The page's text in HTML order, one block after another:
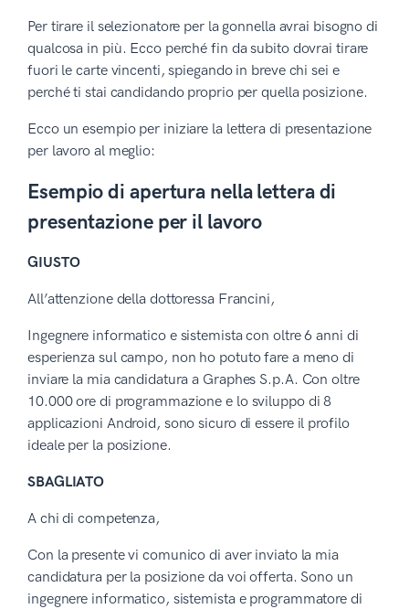
Per tirare il selezionatore per la gonnella avrai bisogno di
qualcosa in più. Ecco perché fin da subito dovrai tirare
fuori le carte vincenti, spiegando in breve chi sei e
perché ti stai candidando proprio per quella posizione.
Ecco un esempio per iniziare la lettera di presentazione
per lavoro al meglio:
Esempio di apertura nella lettera di
presentazione per il lavoro
GIUSTO
All’attenzione della dottoressa Francini,
Ingegnere informatico e sistemista con oltre 6 anni di
esperienza sul campo, non ho potuto fare a meno di
inviare la mia candidatura a Graphes S.p.A. Con oltre
10.000 ore di programmazione e lo sviluppo di 8
applicazioni Android, sono sicuro di essere il profilo
ideale per la posizione.
SBAGLIATO
A chi di competenza,
Con la presente vi comunico di aver inviato la mia
candidatura per la posizione da voi offerta. Sono un
ingegnere informatico, sistemista e programmatore di